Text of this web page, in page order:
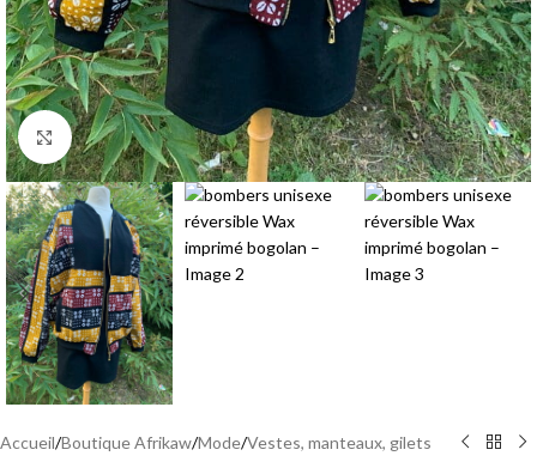
Agrandir
Accueil/Boutique Afrikaw/Mode/Vestes, manteaux, gilets